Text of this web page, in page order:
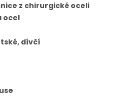
z chirurgické oceli
ocel
dívčí